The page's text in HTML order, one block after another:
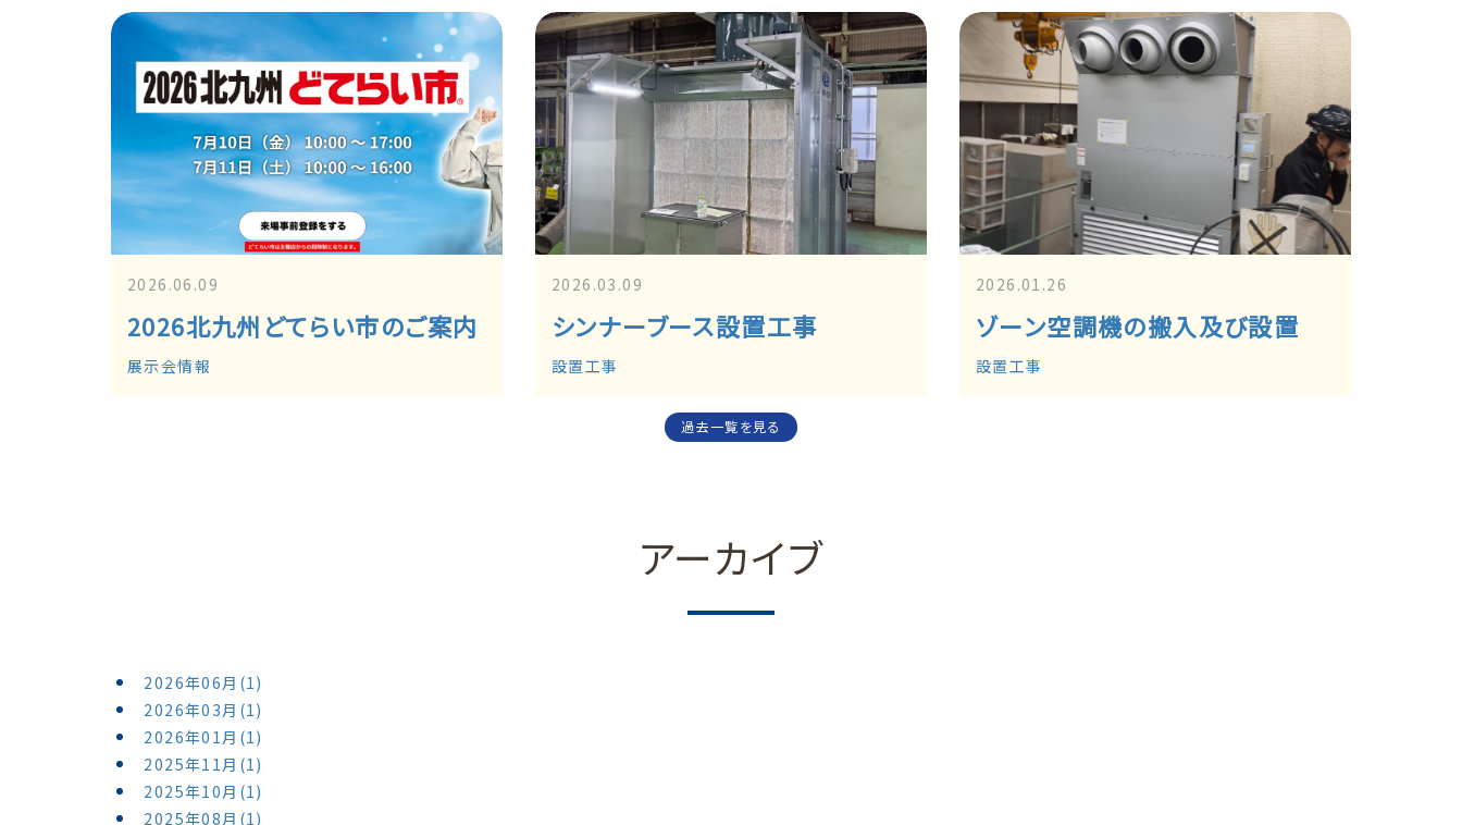
2026北九州どてらい市のご案内
2026.06.09
展示会情報
シンナーブース設置工事
2026.03.09
設置工事
ゾーン空調機の搬入及び設置
2026.01.26
設置工事
過去一覧を見る
アーカイブ
2026年06月(1)
2026年03月(1)
2026年01月(1)
2025年11月(1)
2025年10月(1)
2025年08月(1)